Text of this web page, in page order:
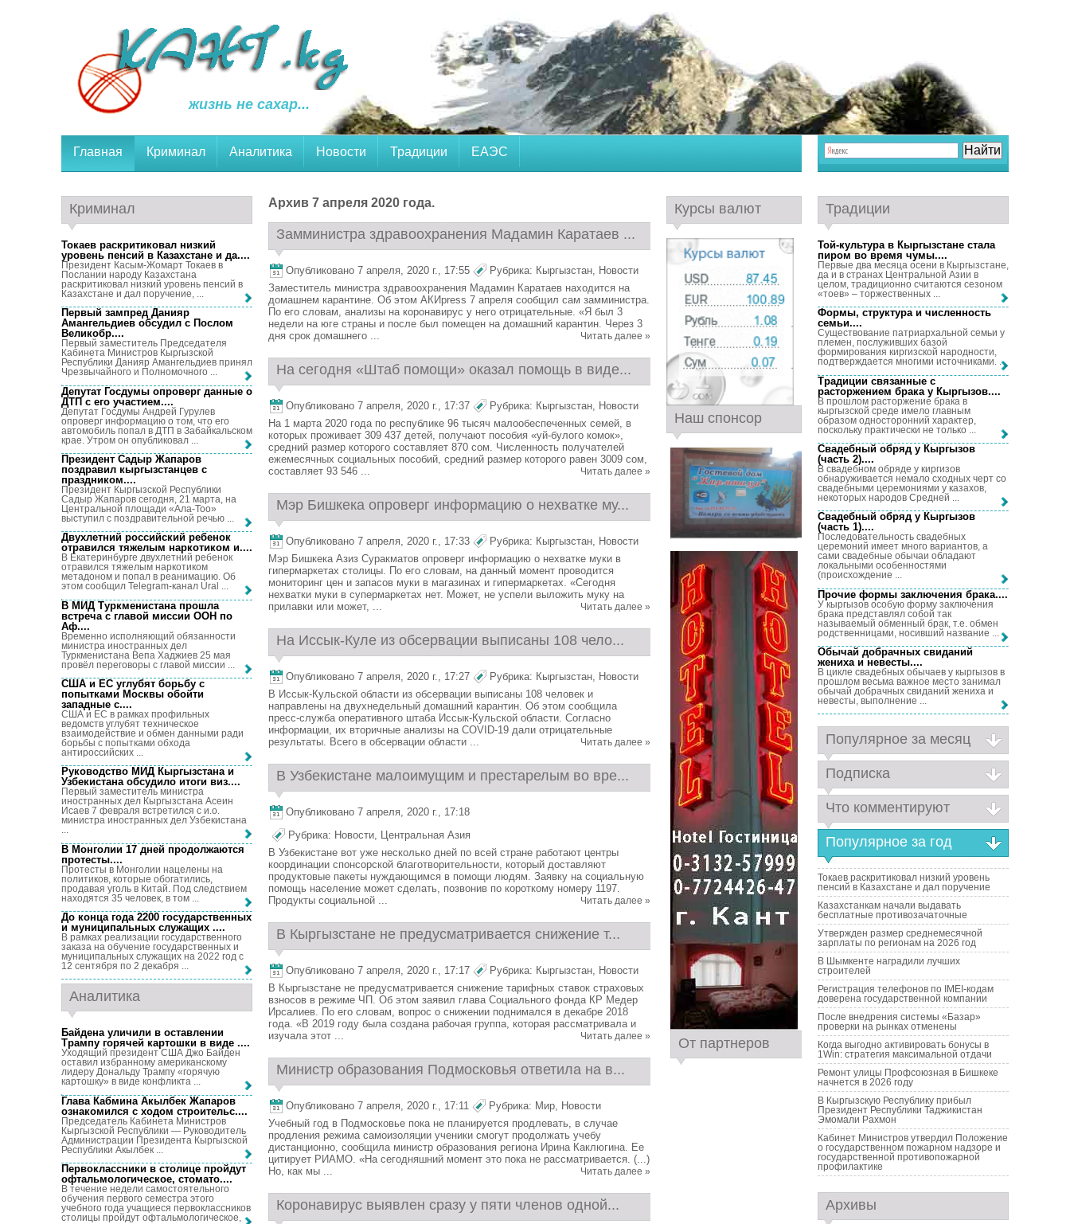
жизнь не сахар...
Главная Криминал Аналитика Новости Традиции ЕАЭС
Архив 7 апреля 2020 года.
Замминистра здравоохранения Мадамин Каратаев ...
Опубликовано 7 апреля, 2020 г., 17:55 Рубрика: Кыргызстан, Новости
Заместитель министра здравоохранения Мадамин Каратаев находится на
домашнем карантине. Об этом АКИpress 7 апреля сообщил сам замминистра.
По его словам, анализы на коронавирус у него отрицательные. «Я был 3
недели на юге страны и после был помещен на домашний карантин. Через 3
дня срок домашнего ...
Читать далее »
На сегодня «Штаб помощи» оказал помощь в виде...
Опубликовано 7 апреля, 2020 г., 17:37 Рубрика: Кыргызстан, Новости
На 1 марта 2020 года по республике 96 тысяч малообеспеченных семей, в
которых проживает 309 437 детей, получают пособия «уй-булого комок»,
средний размер которого составляет 870 сом. Численность получателей
ежемесячных социальных пособий, средний размер которого равен 3009 сом,
составляет 93 546 ...
Читать далее »
Мэр Бишкека опроверг информацию о нехватке му...
Опубликовано 7 апреля, 2020 г., 17:33 Рубрика: Кыргызстан, Новости
Мэр Бишкека Азиз Суракматов опроверг информацию о нехватке муки в
гипермаркетах столицы. По его словам, на данный момент проводится
мониторинг цен и запасов муки в магазинах и гипермаркетах. «Сегодня
нехватки муки в супермаркетах нет. Может, не успели выложить муку на
прилавки или может, ...
Читать далее »
На Иссык-Куле из обсервации выписаны 108 чело...
Опубликовано 7 апреля, 2020 г., 17:27 Рубрика: Кыргызстан, Новости
В Иссык-Кульской области из обсервации выписаны 108 человек и
направлены на двухнедельный домашний карантин. Об этом сообщила
пресс-служба оперативного штаба Иссык-Кульской области. Согласно
информации, их вторичные анализы на COVID-19 дали отрицательные
результаты. Всего в обсервации области ...
Читать далее »
В Узбекистане малоимущим и престарелым во вре...
Опубликовано 7 апреля, 2020 г., 17:18
Рубрика: Новости, Центральная Азия
В Узбекистане вот уже несколько дней по всей стране работают центры
координации спонсорской благотворительности, который доставляют
продуктовые пакеты нуждающимся в помощи людям. Заявку на социальную
помощь население может сделать, позвонив по короткому номеру 1197.
Продукты социальной ...
Читать далее »
В Кыргызстане не предусматривается снижение т...
Опубликовано 7 апреля, 2020 г., 17:17 Рубрика: Кыргызстан, Новости
В Кыргызстане не предусматривается снижение тарифных ставок страховых
взносов в режиме ЧП. Об этом заявил глава Социального фонда КР Медер
Ирсалиев. По его словам, вопрос о снижении поднимался в декабре 2018
года. «В 2019 году была создана рабочая группа, которая рассматривала и
изучала этот ...
Читать далее »
Министр образования Подмосковья ответила на в...
Опубликовано 7 апреля, 2020 г., 17:11 Рубрика: Мир, Новости
Учебный год в Подмосковье пока не планируется продлевать, в случае
продления режима самоизоляции ученики смогут продолжать учебу
дистанционно, сообщила министр образования региона Ирина Каклюгина. Ее
цитирует РИАМО. «На сегодняшний момент это пока не рассматривается. (...)
Но, как мы ...
Читать далее »
Коронавирус выявлен сразу у пяти членов одной...
Криминал
Токаев раскритиковал низкий
уровень пенсий в Казахстане и да....
Президент Касым-Жомарт Токаев в
Послании народу Казахстана
раскритиковал низкий уровень пенсий в
Казахстане и дал поручение, ...
Первый зампред Данияр
Амангельдиев обсудил с Послом
Великобр....
Первый заместитель Председателя
Кабинета Министров Кыргызской
Республики Данияр Амангельдиев принял
Чрезвычайного и Полномочного ...
Депутат Госдумы опроверг данные о
ДТП с его участием....
Депутат Госдумы Андрей Гурулев
опроверг информацию о том, что его
автомобиль попал в ДТП в Забайкальском
крае. Утром он опубликовал ...
Президент Садыр Жапаров
поздравил кыргызстанцев с
праздником....
Президент Кыргызской Республики
Садыр Жапаров сегодня, 21 марта, на
Центральной площади «Ала-Тоо»
выступил с поздравительной речью ...
Двухлетний российский ребенок
отравился тяжелым наркотиком и....
В Екатеринбурге двухлетний ребенок
отравился тяжелым наркотиком
метадоном и попал в реанимацию. Об
этом сообщил Telegram-канал Ural ...
В МИД Туркменистана прошла
встреча с главой миссии ООН по
Аф....
Временно исполняющий обязанности
министра иностранных дел
Туркменистана Вепа Хаджиев 25 мая
провёл переговоры с главой миссии ...
США и ЕС углубят борьбу с
попытками Москвы обойти
западные с....
США и ЕС в рамках профильных
ведомств углубят техническое
взаимодействие и обмен данными ради
борьбы с попытками обхода
антироссийских ...
Руководство МИД Кыргызстана и
Узбекистана обсудило итоги виз....
Первый заместитель министра
иностранных дел Кыргызстана Асеин
Исаев 7 февраля встретился с и.о.
министра иностранных дел Узбекистана
...
В Монголии 17 дней продолжаются
протесты....
Протесты в Монголии нацелены на
политиков, которые обогатились,
продавая уголь в Китай. Под следствием
находятся 35 человек, в том ...
До конца года 2200 государственных
и муниципальных служащих ....
В рамках реализации государственного
заказа на обучение государственных и
муниципальных служащих на 2022 год с
12 сентября по 2 декабря ...
Аналитика
Байдена уличили в оставлении
Трампу горячей картошки в виде ....
Уходящий президент США Джо Байден
оставил избранному американскому
лидеру Дональду Трампу «горячую
картошку» в виде конфликта ...
Глава Кабмина Акылбек Жапаров
ознакомился с ходом строительс....
Председатель Кабинета Министров
Кыргызской Республики — Руководитель
Администрации Президента Кыргызской
Республики Акылбек ...
Первоклассники в столице пройдут
офтальмологическое, стомато....
В течение недели самостоятельного
обучения первого семестра этого
учебного года учащиеся первоклассников
столицы пройдут офтальмологическое, ...
Курсы валют
Наш спонсор
От партнеров
Традиции
Той-культура в Кыргызстане стала
пиром во время чумы....
Первые два месяца осени в Кыргызстане,
да и в странах Центральной Азии в
целом, традиционно считаются сезоном
«тоев» – торжественных ...
Формы, структура и численность
семьи....
Существование патриархальной семьи у
племен, послуживших базой
формирования киргизской народности,
подтверждается многими источниками. ...
Традиции связанные с
расторжением брака у Кыргызов....
В прошлом расторжение брака в
кыргызской среде имело главным
образом односторонний характер,
поскольку практически не только ...
Свадебный обряд у Кыргызов
(часть 2)....
В свадебном обряде у киргизов
обнаруживается немало сходных черт со
свадебными церемониями у казахов,
некоторых народов Средней ...
Свадебный обряд у Кыргызов
(часть 1)....
Последовательность свадебных
церемоний имеет много вариантов, а
сами свадебные обычаи обладают
локальными особенностями
(происхождение ...
Прочие формы заключения брака....
У кыргызов особую форму заключения
брака представлял собой так
называемый обменный брак, т.е. обмен
родственницами, носивший название ...
Обычай добрачных свиданий
жениха и невесты....
В цикле свадебных обычаев у кыргызов в
прошлом весьма важное место занимал
обычай добрачных свиданий жениха и
невесты, выполнение ...
Популярное за месяц
Подписка
Что комментируют
Популярное за год
Токаев раскритиковал низкий уровень
пенсий в Казахстане и дал поручение
Казахстанкам начали выдавать
бесплатные противозачаточные
Утвержден размер среднемесячной
зарплаты по регионам на 2026 год
В Шымкенте наградили лучших
строителей
Регистрация телефонов по IMEI-кодам
доверена государственной компании
После внедрения системы «Базар»
проверки на рынках отменены
Когда выгодно активировать бонусы в
1Win: стратегия максимальной отдачи
Ремонт улицы Профсоюзная в Бишкеке
начнется в 2026 году
В Кыргызскую Республику прибыл
Президент Республики Таджикистан
Эмомали Рахмон
Кабинет Министров утвердил Положение
о государственном пожарном надзоре и
государственной противопожарной
профилактике
Архивы